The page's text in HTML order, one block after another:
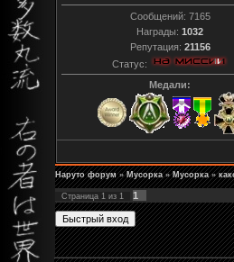
Сообщений: 7165
Награды: 1032
Репутация: 21156
Статус:
Медали:
Наруто форум » Мусорка » Мусорка »
Страница 1 из 1 1